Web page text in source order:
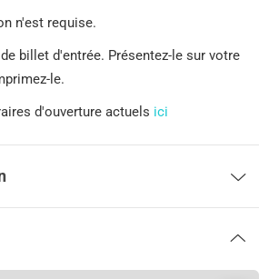
n'est requise.
billet d'entrée. Présentez-le sur votre
le.
d'ouverture actuels ici